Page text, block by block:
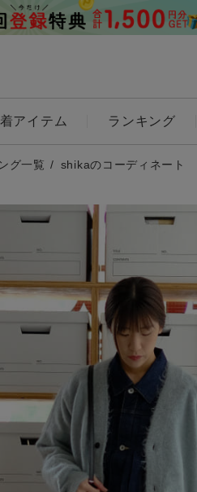
アイテム ランキング
キーワード
MENS LADIES
サイズ
グ一覧 shikaのコーディネート